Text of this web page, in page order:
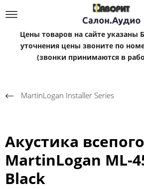
Цены товаров на сайте указаны
уточнения цены звоните по
(звонки принимаются в
MartinLogan Installer Series
Акустика
MartinLogan ML-
Black